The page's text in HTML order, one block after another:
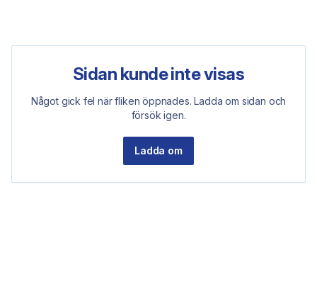
Sidan kunde inte visas
Något gick fel när fliken öppnades. Ladda om sidan och
försök igen.
Ladda om